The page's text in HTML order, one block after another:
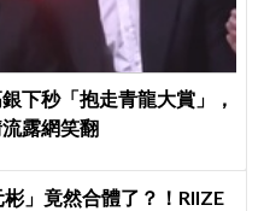
下秒「抱走青龍大賞」，
露網笑翻
彬」竟然合體了？！RIIZE